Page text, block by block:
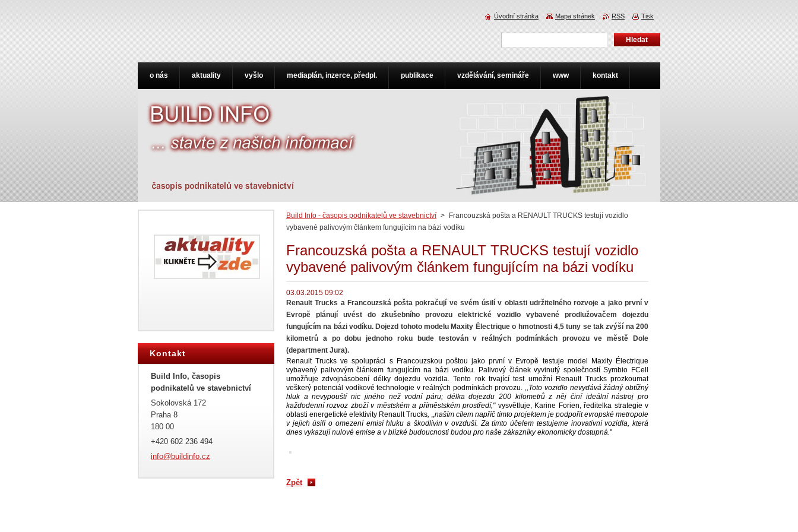
Build Info - časopis podnikatelů ve stavebnictví >
Francouzská pošta a RENAULT TRUCKS testují vozidlo
vybavené palivovým článkem fungujícím na bázi vodíku
Francouzská pošta a RENAULT TRUCKS testují vozidlo
vybavené palivovým článkem fungujícím na bázi vodíku
03.03.2015 09:02
Renault Trucks a Francouzská pošta pokračují ve svém úsilí v oblasti udržitelného rozvoje a jako první v
Evropě plánují uvést do zkušebního provozu elektrické vozidlo vybavené prodlužovačem dojezdu
fungujícím na bázi vodíku. Dojezd tohoto modelu Maxity Électrique o hmotnosti 4,5 tuny se tak zvýší na 200
kilometrů a po dobu jednoho roku bude testován v reálných podmínkách provozu ve městě Dole
(department Jura).
Renault Trucks ve spolupráci s Francouzskou poštou jako první v Evropě testuje model Maxity Électrique
vybavený palivovým článkem fungujícím na bázi vodíku. Palivový článek vyvinutý společností Symbio FCell
umožňuje zdvojnásobení délky dojezdu vozidla. Tento rok trvající test umožní Renault Trucks prozkoumat
veškerý potenciál vodíkové technologie v reálných podmínkách provozu. ,,Toto vozidlo nevydává žádný obtížný
hluk a nevypouští nic jiného než vodní páru; délka dojezdu 200 kilometrů z něj činí ideální nástroj pro
každodenní rozvoz zboží v městském a příměstském prostředí,"vysvětluje, Karine Forien, ředitelka strategie v
oblasti energetické efektivity Renault Trucks, ,,naším cílem napříč tímto projektem je podpořit evropské metropole
v jejich úsilí o omezení emisí hluku a škodlivin v ovzduší. Za tímto účelem testujeme inovativní vozidla, která
dnes vykazují nulové emise a v blízké budoucnosti budou pro naše zákazníky ekonomicky dostupná."
Zpět
Kontakt
Build Info, časopis
podnikatelů ve stavebnictví
Sokolovská 172
Praha 8
180 00
+420 602 236 494
info@bui ldinfo.cz
o nás aktuality vyšlo mediaplán, inzerce, předpl. publikace vzdělávání, semináře www kontakt
Úvodní stránka Mapa stránek RSS Tisk